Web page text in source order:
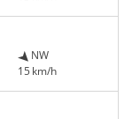
NW
15 km/h